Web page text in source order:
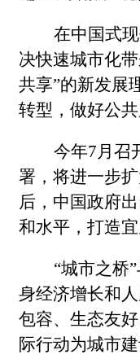
在中国式
决快速城市化
共享”的新发展
转型，做好公
今年7月召
署，将进一步
后，中国政府
和水平，打造
“城市之桥
身经济增长和
包容、生态友
际行动为城市